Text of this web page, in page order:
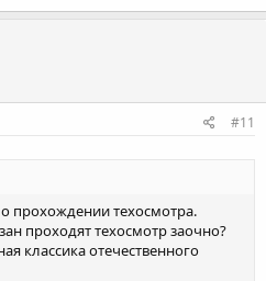
#11
прохождении техосмотра.
проходят техосмотр заочно?
классика отечественного